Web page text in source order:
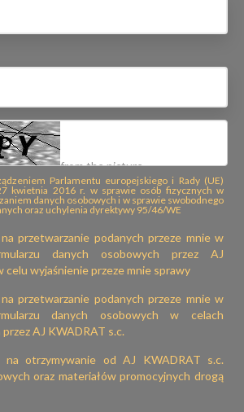
Parlamentu europejskiego i Rady (UE)
kwietnia 2016 r. w sprawie osób fizycznych w
danych osobowych i w sprawie swobodnego
oraz uchylenia dyrektywy 95/46/WE
przetwarzanie podanych przeze mnie w
danych osobowych przez AJ
celu wyjaśnienie przeze mnie sprawy
przetwarzanie podanych przeze mnie w
danych osobowych w celach
AJ KWADRAT s.c.
na otrzymywanie od AJ KWADRAT s.c.
oraz materiałów promocyjnych drogą